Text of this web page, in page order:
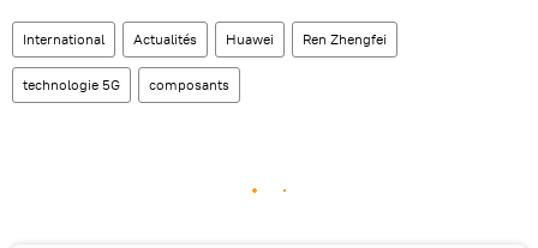
International Actualités Huawei Ren Zhengfei
technologie 5G composants